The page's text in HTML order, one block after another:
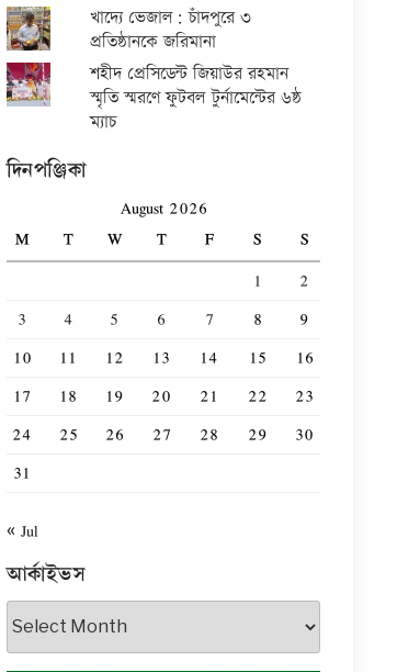
খাদ্যে ভেজাল: চাঁদপুরে ৩
প্রতিষ্ঠানকে জরিমানা
শহীদ প্রেসিডেন্ট জিয়াউর রহমান
স্মৃতি স্মরণে ফুটবল টুর্নামেন্টের ৬ষ্ঠ
ম্যাচ
দিনপঞ্জিকা
August 2026
M
T W T F S
S
1
2
3
4 5 6 7 8
9
10
11 12 13 14 15
16
17
18 19 20 21 22
23
24
25 26 27 28 29
30
31
« Jul
আর্কাইভস
আর্কাইভস